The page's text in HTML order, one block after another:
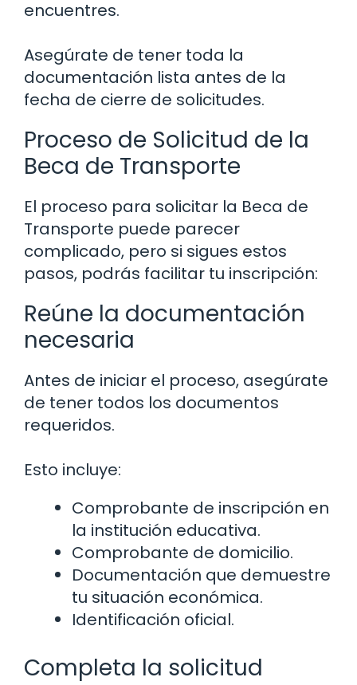
encuentres.
Asegúrate de tener toda la
documentación lista antes de la
fecha de cierre de solicitudes.
Proceso de Solicitud de la
Beca de Transporte
El proceso para solicitar la Beca de
Transporte puede parecer
complicado, pero si sigues estos
pasos, podrás facilitar tu inscripción:
Reúne la documentación
necesaria
Antes de iniciar el proceso, asegúrate
de tener todos los documentos
requeridos.
Esto incluye:
Comprobante de inscripción en
la institución educativa.
Comprobante de domicilio.
Documentación que demuestre
tu situación económica.
Identificación oficial.
Completa la solicitud